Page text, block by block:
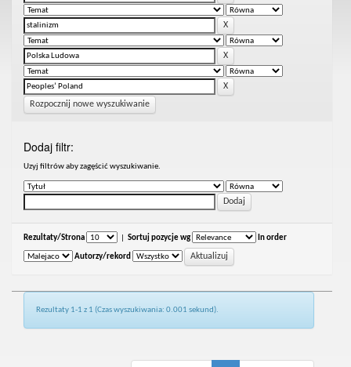
Rozpocznij nowe wyszukiwanie
Dodaj filtr:
Uzyj filtrów aby zagęścić wyszukiwanie.
Rezultaty/Strona Sortuj pozycje wg In order
Autorzy/rekord
Rezultaty 1-1 z 1 (Czas wyszukiwania: 0.001 sekund).